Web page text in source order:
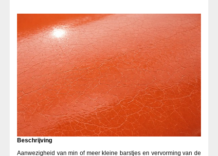
Beschrijving
Aanwezigheid van min of meer kleine barstjes en vervorming van de